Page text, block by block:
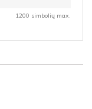
1200 simbolių max.